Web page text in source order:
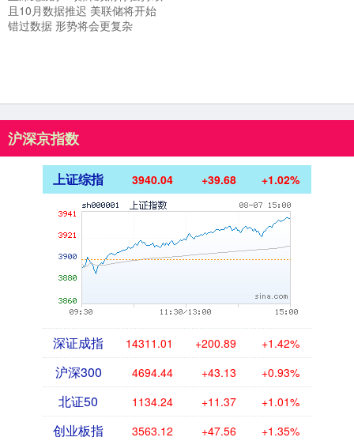
且10月数据推迟 美联储将开始
错过数据 形势将会更复杂
沪深京指数
上证综指 3940.04 +39.68 +1.02%
深证成指 14311.01 +200.89 +1.42%
沪深300 4694.44 +43.13 +0.93%
北证50 1134.24 +11.37 +1.01%
创业板指 3563.12 +47.56 +1.35%